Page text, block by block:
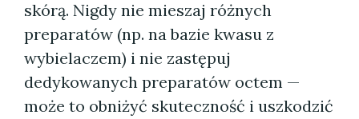
skórą. Nigdy nie mieszaj różnych
preparatów (np. na bazie kwasu z
wybielaczem) i nie zastępuj
dedykowanych preparatów octem —
może to obniżyć skuteczność i uszkodzić